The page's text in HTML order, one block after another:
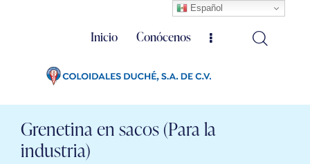
Inicio Conócenos
Grenetina en sacos (Para la
industria)
Español